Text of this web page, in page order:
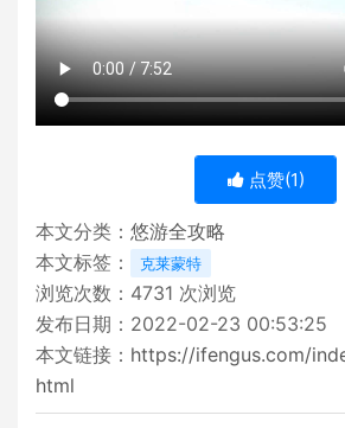
点赞(1)
本文分类： 悠游全攻略
本文标签：
克莱蒙特
浏览次数： 4731 次浏览
发布日期：2022-02-23 00:53:25
本文链接： https://ifengus.com/
html